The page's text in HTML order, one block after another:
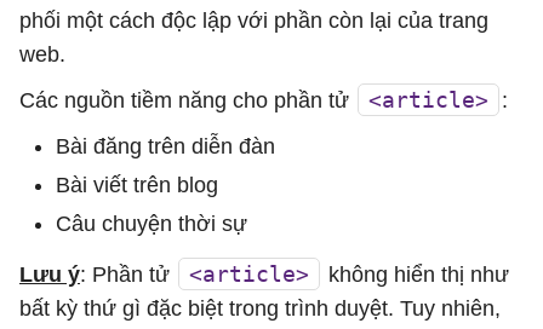
phối một cách độc lập với phần còn lại của trang
web.
Các nguồn tiềm năng cho phần tử
<article>
:
Bài đăng trên diễn đàn
Bài viết trên blog
Câu chuyện thời sự
Lưu ý: Phần tử <article>
không hiển thị như
bất kỳ thứ gì đặc biệt trong trình duyệt. Tuy nhiên,